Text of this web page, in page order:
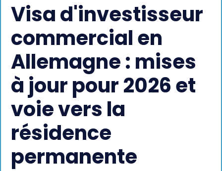
Visa d'investisseur
commercial en
Allemagne : mises
à jour pour 2026 et
voie vers la
résidence
permanente